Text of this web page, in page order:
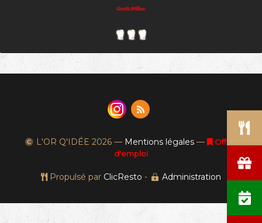
L'OR Q'IDÉE 2026 — Mentions légales —
Offres
d'emploi
Propulsé par ClicResto - Administration